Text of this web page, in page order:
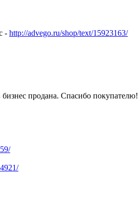
- http://advego.ru/shop/text/15923163/
бизнес продана. Спасибо покупателю!